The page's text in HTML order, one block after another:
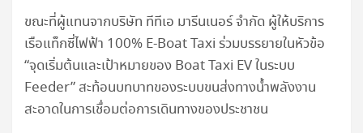
ขณะที่ผู้แทนจากบริษัท ทีทีเอ มารีนเนอร์ จำกัด ผู้ให้บริการ
เรือแท็กซี่ไฟฟ้า 100% E-Boat Taxi ร่วมบรรยายในหัวข้อ
“จุดเริ่มต้นและเป้าหมายของ Boat Taxi EV ในระบบ
Feeder” สะท้อนบทบาทของระบบขนส่งทางน้ำพลังงาน
สะอาดในการเชื่อมต่อการเดินทางของประชาชน